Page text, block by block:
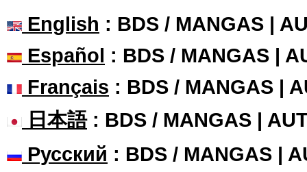
English : BDS / MANGAS |
Español : BDS / MANGAS |
Français : BDS / MANGAS |
日本語: BDS / MANGAS |
Русский : BDS / MANGAS |